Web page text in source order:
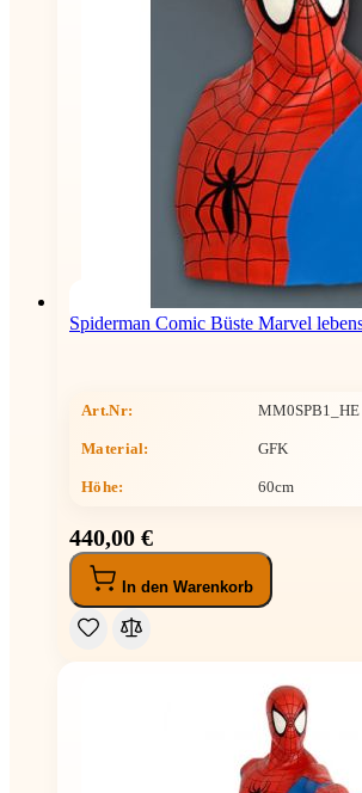
Spiderman Comic Büste Marvel
Art.Nr: MM0SPB1_HE
Material: GFK
Höhe: 60cm
440,00 €
In den Warenkorb